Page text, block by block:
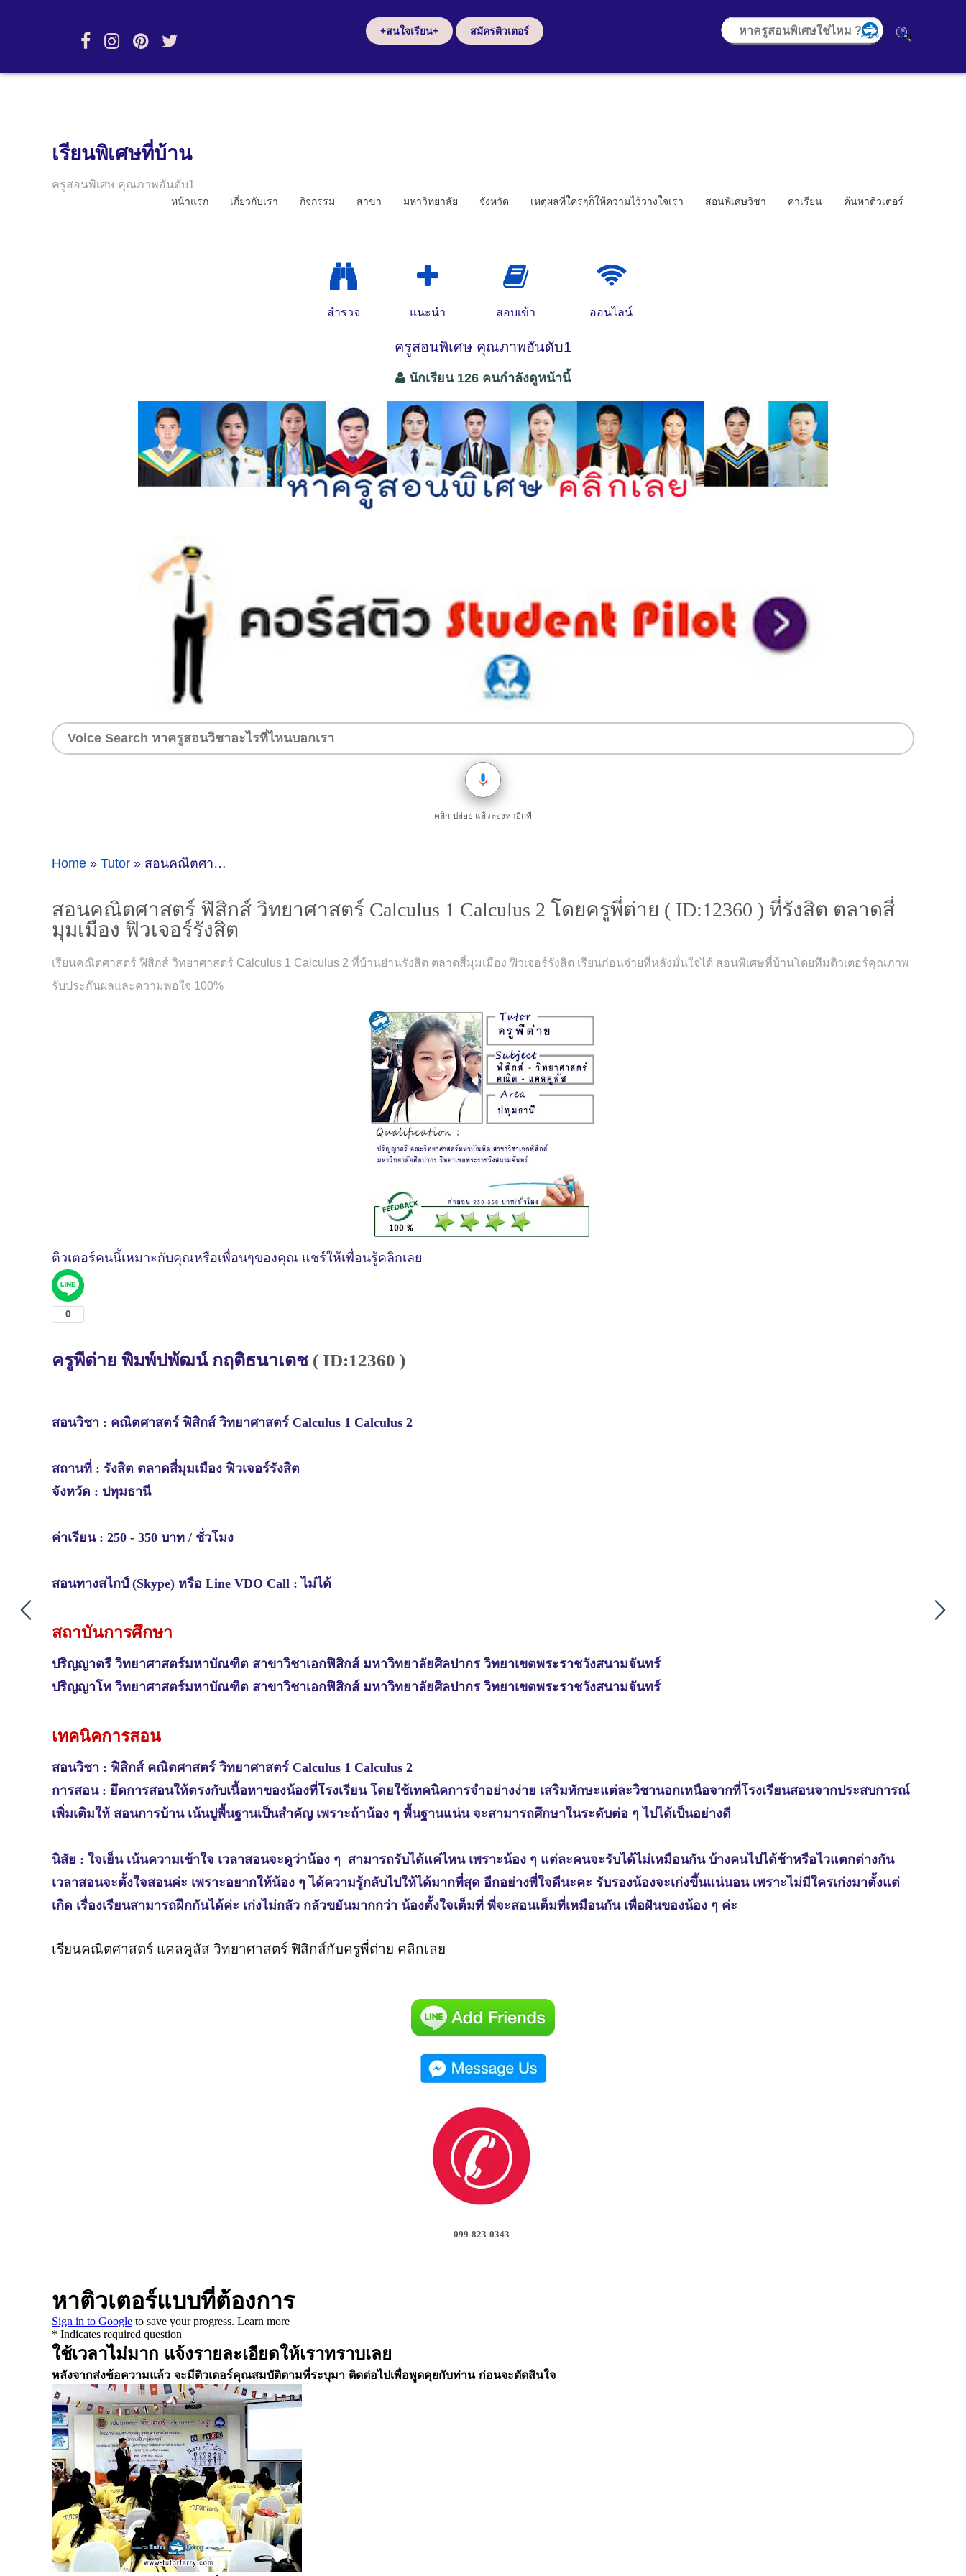
+สนใจเรียน+ สมัครติวเตอร์
เรียนพิเศษที่บ้าน
ครูสอนพิเศษ คุณภาพอันดับ1
หน้าแรก เกี่ยวกับเรา กิจกรรม สาขา มหาวิทยาลัย จังหวัด เหตุผลที่ใครๆก็ให้ความไว้วางใจเรา สอนพิเศษวิชา ค่าเรียน ค้นหาติวเตอร์
สำรวจ แนะนำ สอบเข้า ออนไลน์
ครูสอนพิเศษ คุณภาพอันดับ1
นักเรียน 126 คนกำลังดูหน้านี้
คลิก-ปล่อย แล้วลองหาอีกที
Home » Tutor » สอนคณิตศาสตร์ ฟิสิกส์ วิทยาศาสตร์ Calculus 1 Calculus 2 โดยครูพี่ต่าย ( ID:12360 ) ที่รังสิต ตลาดสี่มุมเมือง ฟิวเจอร์รังสิต
สอนคณิตศาสตร์ ฟิสิกส์ วิทยาศาสตร์ Calculus 1 Calculus 2 โดยครูพี่ต่าย ( ID:12360 ) ที่รังสิต ตลาดสี่
มุมเมือง ฟิวเจอร์รังสิต
เรียนคณิตศาสตร์ ฟิสิกส์ วิทยาศาสตร์ Calculus 1 Calculus 2 ที่บ้านย่านรังสิต ตลาดสี่มุมเมือง ฟิวเจอร์รังสิต เรียนก่อนจ่ายที่หลังมั่นใจได้ สอนพิเศษที่บ้านโดยทีมติวเตอร์คุณภาพ
รับประกันผลและความพอใจ 100%
ติวเตอร์คนนี้เหมาะกับคุณหรือเพื่อนๆของคุณ แชร์ให้เพื่อนรู้คลิกเลย
ครูพี่ต่าย พิมพ์ปพัฒน์ กฤติธนาเดช ( ID:12360 )
สอนวิชา : คณิตศาสตร์ ฟิสิกส์ วิทยาศาสตร์ Calculus 1 Calculus 2
สถานที่ : รังสิต ตลาดสี่มุมเมือง ฟิวเจอร์รังสิต
จังหวัด : ปทุมธานี
ค่าเรียน : 250 - 350 บาท / ชั่วโมง
สอนทางสไกป์ (Skype) หรือ Line VDO Call : ไม่ได้
สถาบันการศึกษา
ปริญญาตรี วิทยาศาสตร์มหาบัณฑิต สาขาวิชาเอกฟิสิกส์ มหาวิทยาลัยศิลปากร วิทยาเขตพระราชวังสนามจันทร์
ปริญญาโท วิทยาศาสตร์มหาบัณฑิต สาขาวิชาเอกฟิสิกส์ มหาวิทยาลัยศิลปากร วิทยาเขตพระราชวังสนามจันทร์
เทคนิคการสอน
สอนวิชา : ฟิสิกส์ คณิตศาสตร์ วิทยาศาสตร์ Calculus 1 Calculus 2
การสอน : ยึดการสอนให้ตรงกับเนื้อหาของน้องที่โรงเรียน โดยใช้เทคนิคการจำอย่างง่าย เสริมทักษะแต่ละวิชานอกเหนือจากที่โรงเรียนสอนจากประสบการณ์
เพิ่มเติมให้ สอนการบ้าน เน้นปูพื้นฐานเป็นสำคัญ เพราะถ้าน้อง ๆ พื้นฐานแน่น จะสามารถศึกษาในระดับต่อ ๆ ไปได้เป็นอย่างดี
นิสัย : ใจเย็น เน้นความเข้าใจ เวลาสอนจะดูว่าน้อง ๆ สามารถรับได้แค่ไหน เพราะน้อง ๆ แต่ละคนจะรับได้ไม่เหมือนกัน บ้างคนไปได้ช้าหรือไวแตกต่างกัน
เวลาสอนจะตั้งใจสอนค่ะ เพราะอยากให้น้อง ๆ ได้ความรู้กลับไปให้ได้มากที่สุด อีกอย่างพี่ใจดีนะคะ รับรองน้องจะเก่งขึ้นแน่นอน เพราะไม่มีใครเก่งมาตั้งแต่
เกิด เรื่องเรียนสามารถฝึกกันได้ค่ะ เก่งไม่กลัว กลัวขยันมากกว่า น้องตั้งใจเต็มที่ พี่จะสอนเต็มที่เหมือนกัน เพื่อฝันของน้อง ๆ ค่ะ
เรียนคณิตศาสตร์ แคลคูลัส วิทยาศาสตร์ ฟิสิกส์กับครูพี่ต่าย คลิกเลย
099-823-0343